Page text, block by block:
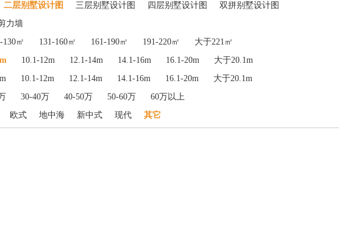
二层别墅设计图 三层别墅设计图 四层别墅设计图
双拼别墅设计图
力墙
130㎡ 131-160㎡ 161-190㎡ 191-220㎡
大于221㎡
10.1-12m 12.1-14m 14.1-16m 16.1-20m
大于20.1m
10.1-12m 12.1-14m 14.1-16m 16.1-20m
大于20.1m
30-40万 40-50万 50-60万
60万以上
欧式 地中海 新中式 现代 其它